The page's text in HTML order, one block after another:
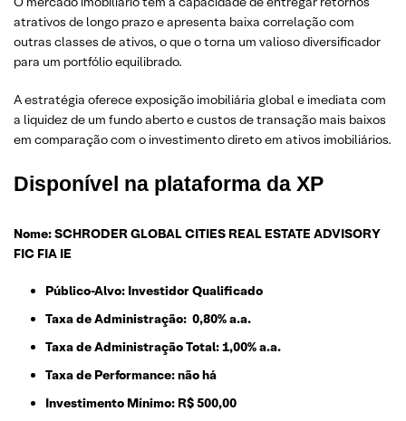
atrativos de longo prazo e apresenta baixa correlação com
outras classes de ativos, o que o torna um valioso diversificador
para um portfólio equilibrado.
A estratégia oferece exposição imobiliária global e imediata com
a liquidez de um fundo aberto e custos de transação mais baixos
em comparação com o investimento direto em ativos imobiliários.
Disponível na plataforma da XP
Nome:SCHRODER GLOBAL CITIES REAL ESTATE ADVISORY
FIC FIA IE
Público-Alvo: Investidor Qualificado
Taxa de Administração: 0,80% a.a.
Taxa de Administração Total: 1,00% a.a.
Taxa de Performance: não há
Investimento Mínimo: R$ 500,00